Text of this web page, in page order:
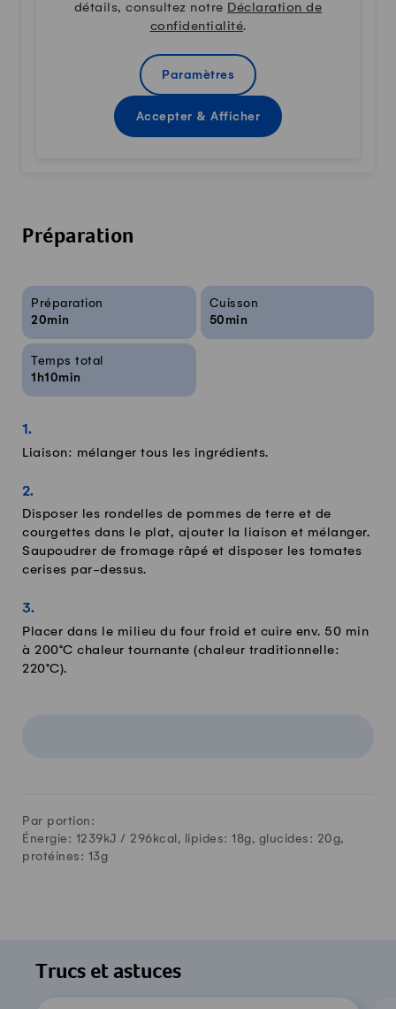
détails, consultez notre Déclaration de
confidentialité.
Paramètres
Accepter & Afficher
Préparation
Infos sur la recette
Préparation
20min
Cuisson
50min
Temps total
1h10min
Liaison: mélanger tous les ingrédients.
Disposer les rondelles de pommes de terre et de
courgettes dans le plat, ajouter la liaison et mélanger.
Saupoudrer de fromage râpé et disposer les tomates
cerises par-dessus.
Placer dans le milieu du four froid et cuire env. 50 min
à 200°C chaleur tournante (chaleur traditionnelle:
220°C).
Par portion:
Énergie: 1239kJ / 296 kcal, lipides: 18g, glucides: 20g,
protéines: 13g
Trucs et astuces